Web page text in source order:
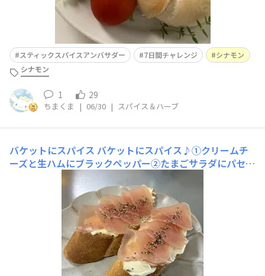
スティックスパイスアンバサダー 7日間チャレンジ
シナモン
シナモン
1 29
ちまくま | 06/30 | スパイス＆ハーブ
バケットにスパイス バケットにスパイス♪①クリームチ
ーズと生ハムにブラックペッパー②たまごサラダにパセリ
③バターとメープルにシナモンどれもとーってもおいしく
いただきました♪ごちそうさまでした。